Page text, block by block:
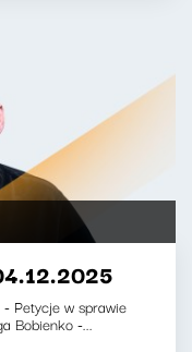
Petycje w sprawie
Bobienko -...